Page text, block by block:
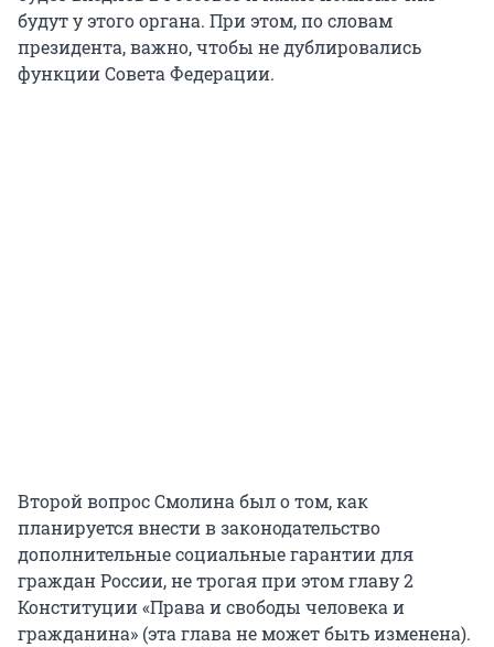
будут у этого органа. При этом, по словам
президента, важно, чтобы не дублировались
функции Совета Федерации.
Второй вопрос Смолина был о том, как
планируется внести в законодательство
дополнительные социальные гарантии для
граждан России, не трогая при этом главу 2
Конституции «Права и свободы человека и
гражданина» (эта глава не может быть изменена).